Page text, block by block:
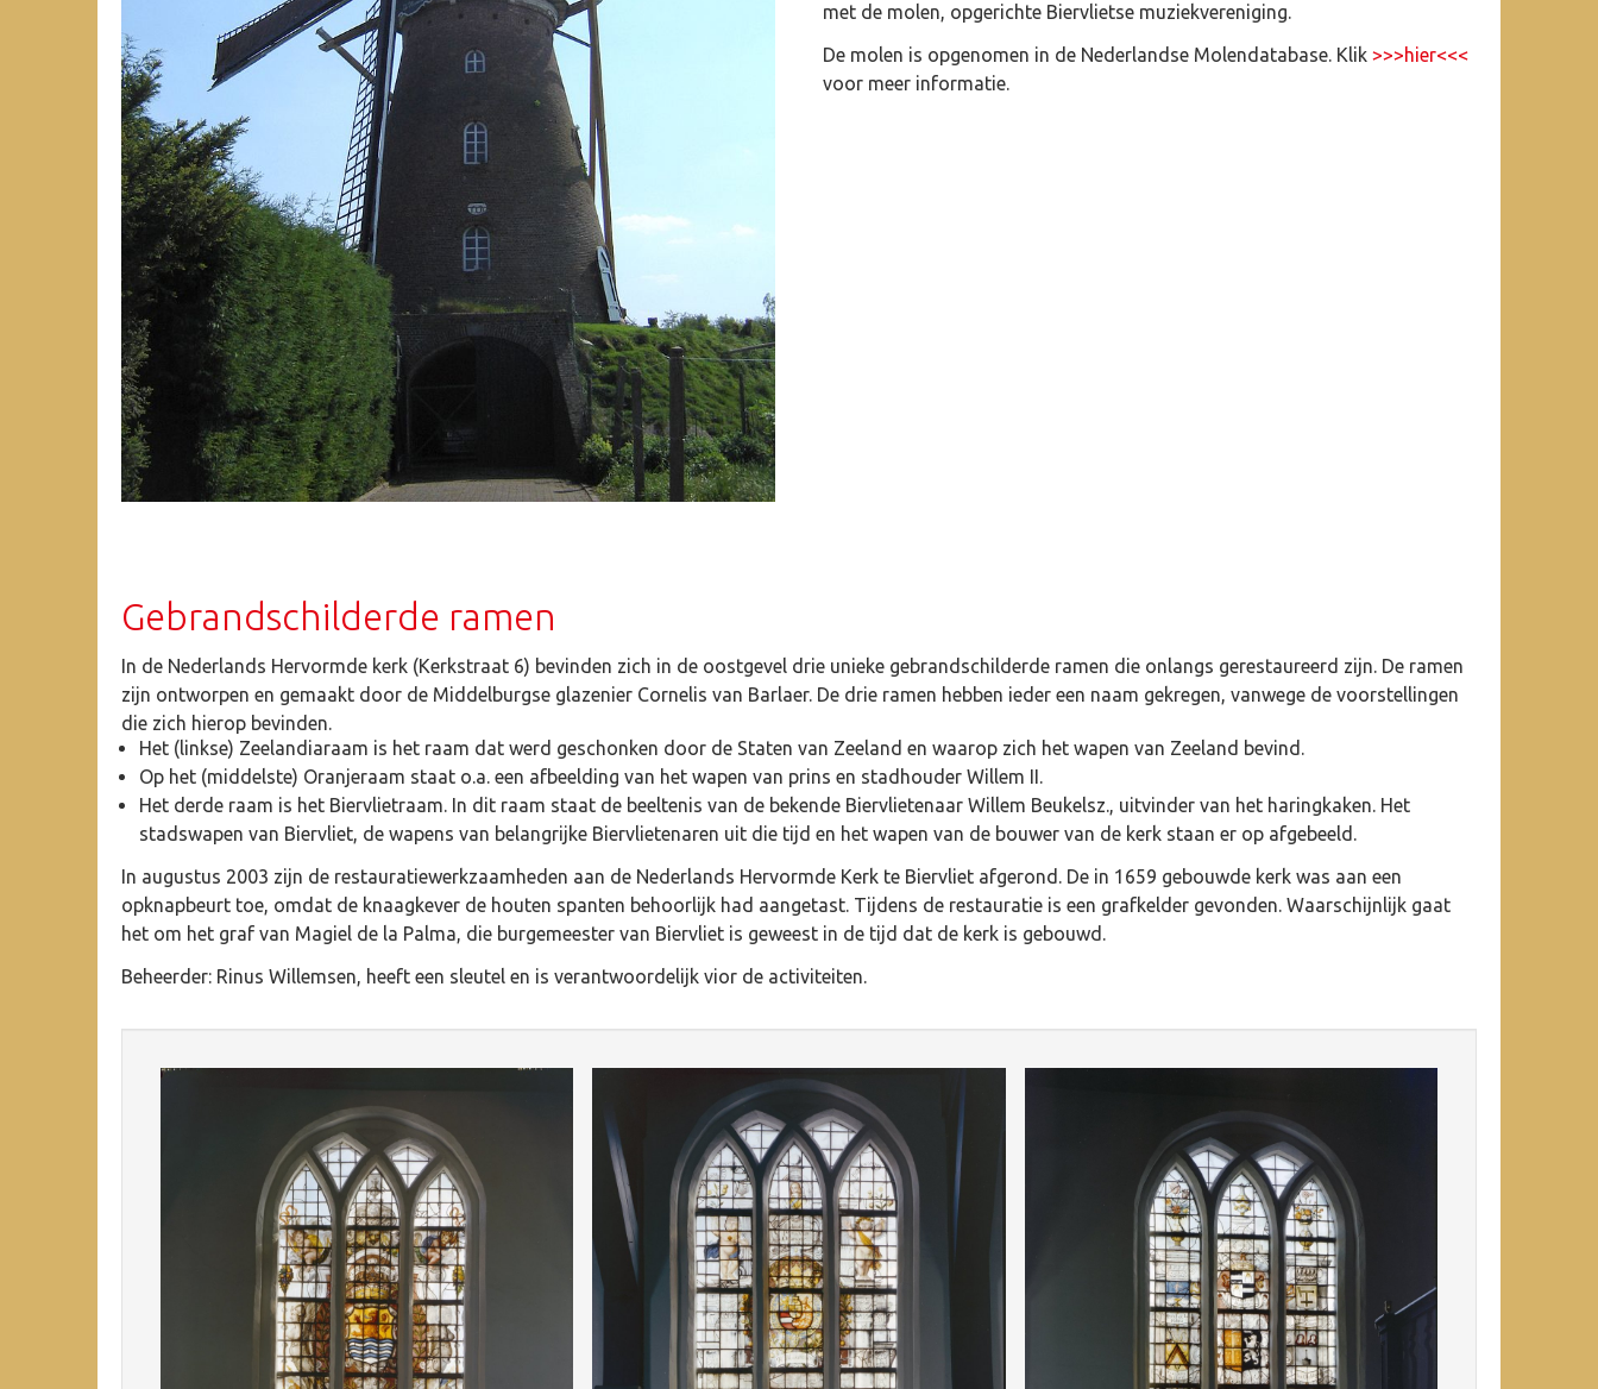
met de molen, opgerichte Biervlietse muziekvereniging.
De molen is opgenomen in de Nederlandse Molendatabase. Klik >>>hier<<<
voor meer informatie.
Gebrandschilderde ramen
In de Nederlands Hervormde kerk (Kerkstraat 6) bevinden zich in de oostgevel drie unieke gebrandschilderde ramen die onlangs gerestaureerd zijn. De ramen
zijn ontworpen en gemaakt door de Middelburgse glazenier Cornelis van Barlaer. De drie ramen hebben ieder een naam gekregen, vanwege de voorstellingen
die zich hierop bevinden.
Het (linkse) Zeelandiaraam is het raam dat werd geschonken door de Staten van Zeeland en waarop zich het wapen van Zeeland bevind.
Op het (middelste) Oranjeraam staat o.a. een afbeelding van het wapen van prins en stadhouder Willem II.
Het derde raam is het Biervlietraam. In dit raam staat de beeltenis van de bekende Biervlietenaar Willem Beukelsz., uitvinder van het haringkaken. Het
stadswapen van Biervliet, de wapens van belangrijke Biervlietenaren uit die tijd en het wapen van de bouwer van de kerk staan er op afgebeeld.
In augustus 2003 zijn de restauratiewerkzaamheden aan de Nederlands Hervormde Kerk te Biervliet afgerond. De in 1659 gebouwde kerk was aan een
opknapbeurt toe, omdat de knaagkever de houten spanten behoorlijk had aangetast. Tijdens de restauratie is een grafkelder gevonden. Waarschijnlijk gaat
het om het graf van Magiel de la Palma, die burgemeester van Biervliet is geweest in de tijd dat de kerk is gebouwd.
Beheerder: Rinus Willemsen, heeft een sleutel en is verantwoordelijk vior de activiteiten.